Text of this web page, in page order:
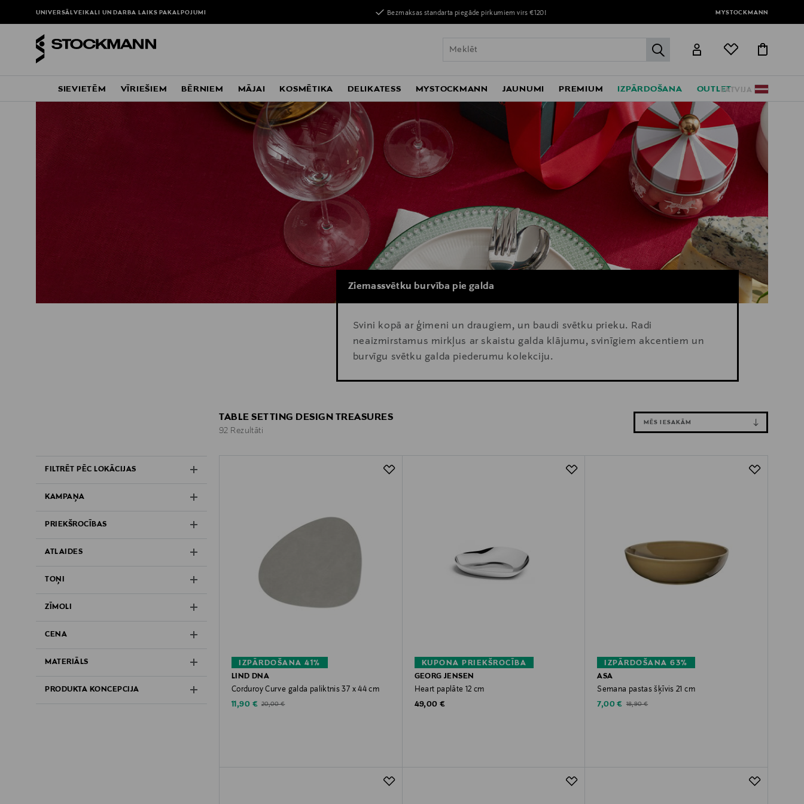
UNIVERSĀLVEIKALI UN DARBA LAIKSPAKALPOJUMI Bezmaksas standarta piegāde pirkumiem virs €120! MYSTOCKMANN
label.header.go
LATVIJA
SIEVIETĒM VĪRIEŠIEM BĒRNIEM MĀJAI KOSMĒTIKA DELIKATESS MYSTOCKMANN JAUNUMI PREMIUM IZPĀRDOŠANA OUTLET
Ziemassvētku burvība pie galda
Svini kopā ar ģimeni un draugiem, un baudi svētku prieku. Radi
neaizmirstamus mirkļus ar skaistu galda klājumu, svinīgiem akcentiem un
burvīgu svētku galda piederumu kolekciju.
FILTRĒT PĒC LOKĀCIJAS
KAMPAŅA
PRIEKŠROCĪBAS
ATLAIDES
TOŅI
ZĪMOLI
CENA
MATERIĀLS
PRODUKTA KONCEPCIJA
TABLE SETTING DESIGN TREASURES
92 Rezultāti
MĒS IESAKĀM
IZPĀRDOŠANA 41%
LIND DNA
Corduroy Curve galda paliktnis 37 x 44 cm
Discounted Price
11,90 € Original Price
20,00 €
KUPONA PRIEKŠROCĪBA
GEORG JENSEN
Heart paplāte 12 cm
Original Price
49,00 €
IZPĀRDOŠANA 63%
ASA
Semana pastas šķīvis 21 cm
Discounted Price
7,00 € Original Price
18,90 €